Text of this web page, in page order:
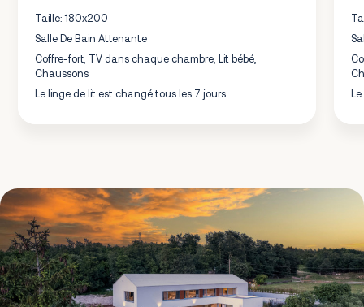
Taille: 180x200
Salle De Bain Attenante
Coffre-fort, TV dans chaque chambre, Lit bébé,
Chaussons
Le linge de lit est changé tous les 7 jours.